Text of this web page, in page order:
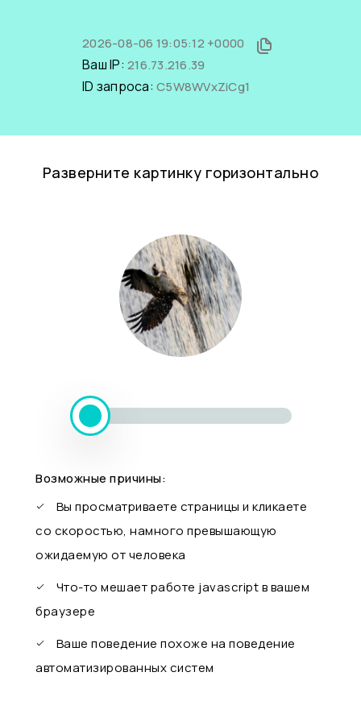
2026-08-06 19:05:12 +0000
Ваш IP: 216.73.216.39
ID запроса: C5W8WVxZiCg1
Разверните картинку горизонтально
Возможные причины:
Вы просматриваете страницы и кликаете
со скоростью, намного превышающую
ожидаемую от человека
Что-то мешает работе javascript в вашем
браузере
Ваше поведение похоже на поведение
автоматизированных систем